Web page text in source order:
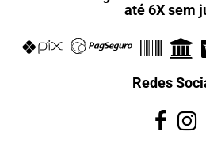
até 6X sem
Redes